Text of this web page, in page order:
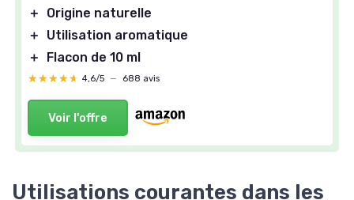
＋
Origine naturelle
＋
Utilisation aromatique
＋
Flacon de 10 ml
★★★★★
★★★★★ 4,6/5 — 688 avis
Voir l'offre
Utilisations courantes dans les